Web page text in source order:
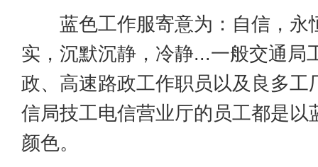
蓝色工作服寄意为：自信，永
实，沉默沉静，冷静...一般交通局
政、高速路政工作职员以及良多工
信局技工电信营业厅的员工都是以
颜色。